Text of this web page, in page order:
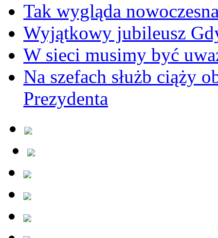
Tak wygląda
Wyjątkowy jubileusz
W sieci musimy być
Na szefach służb ciąży
Prezydenta